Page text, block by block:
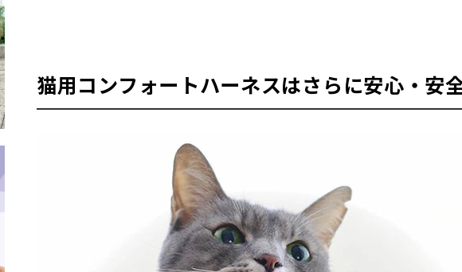
猫用コンフォートハーネスはさらに安心・安